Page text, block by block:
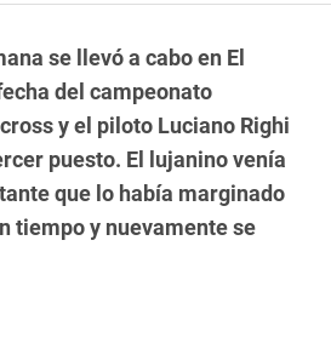
se llevó a cabo en El
del campeonato
y el piloto Luciano Righi
puesto. El lujanino venía
que lo había marginado
tiempo y nuevamente se